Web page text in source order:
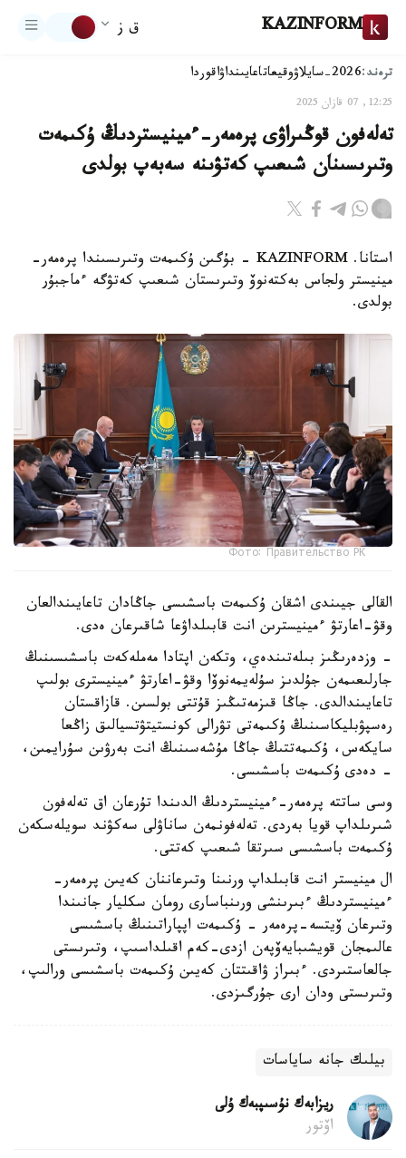
KAZINFORM ق ز
ترەند:2026-سايلاۋ وقيعاتاعايىنداۋاقوردا
12:25, 07 قازان 2025
تەلەفون قوڭىراۋى پرەمەر-ءمينيستردىڭ ۇكىمەت
وتىرىسىنان شىعىپ كەتۋىنە سەبەپ بولدى
استانا. KAZINFORM - بۇگىن ۇكىمەت وتىرىسىندا پرەمەر-
مينيستر ولجاس بەكتەنوۆ وتىرىستان شىعىپ كەتۋگە ءماجبۇر
بولدى.
Фото: Правительство РК
القالى جيىندى اشقان ۇكىمەت باسشىسى جاڭادان تاعايىندالعان
وقۋ-اعارتۋ ءمينيسترىن انت قابىلداۋعا شاقىرعان ەدى.
- وزدەرىڭىز بىلەتىندەي، وتكەن اپتادا مەملەكەت باسشىسىنىڭ
جارلىعىمەن جۇلدىز سۇلەيمەنوۆا وقۋ-اعارتۋ ءمينيسترى بولىپ
تاعايىندالدى. جاڭا قىزمەتىڭىز قۇتتى بولسىن. قازاقستان
رەسپۋبليكاسىنىڭ ۇكىمەتى تۋرالى كونستيتۋتسيالىق زاڭعا
سايكەس، ۇكىمەتتىڭ جاڭا مۇشەسىنىڭ انت بەرۋىن سۇرايمىن،
- دەدى ۇكىمەت باسشىسى.
وسى ساتتە پرەمەر-ءمينيستردىڭ الدىندا تۇرعان اق تەلەفون
شىرىلداپ قويا بەردى. تەلەفونمەن ساناۋلى سەكۋند سويلەسكەن
ۇكىمەت باسشىسى سىرتقا شىعىپ كەتتى.
ال مينيستر انت قابىلداپ ورنىنا وتىرعاننان كەيىن پرەمەر-
ءمينيستردىڭ ءبىرىنشى ورىنباسارى رومان سكليار جانىندا
وتىرعان ۆيتسە-پرەمەر - ۇكىمەت اپپاراتىنىڭ باسشىسى
عالىمجان قويشىبايەۆپەن ازدى-كەم اقىلداسىپ، وتىرىستى
جالعاستىردى. ءبىراز ۋاقىتتان كەيىن ۇكىمەت باسشىسى ورالىپ،
وتىرىستى ودان ارى جۇرگىزدى.
بيلىك جانە ساياسات
ريزابەك نۇسىپبەك ۇلى
اۆتور